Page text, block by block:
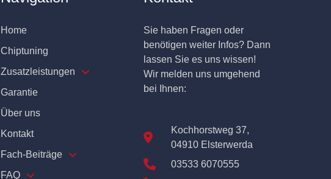
Home
Chiptuning
Zusatzleistungen
Garantie
Über uns
Kontakt
Fach-Beiträge
FAQ
Sie haben Fragen oder
benötigen weiter Infos? Dann
lassen Sie es uns wissen!
Wir melden uns umgehend
bei Ihnen:
Kochhorstweg 37,
04910 Elsterwerda
03533 6070555